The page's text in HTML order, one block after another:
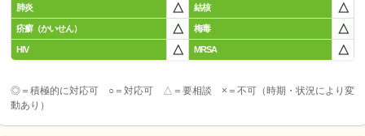
肺炎 △ 結核 △
疥癬（かいせん） △ 梅毒 △
HIV △ MRSA △
◎＝積極的に対応可 ○＝対応可 △＝要相談 ×＝不可（時期・状況により変
動あり）